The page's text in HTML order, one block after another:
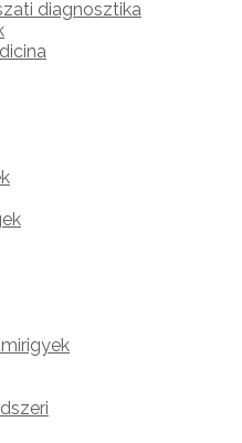
diagnosztika